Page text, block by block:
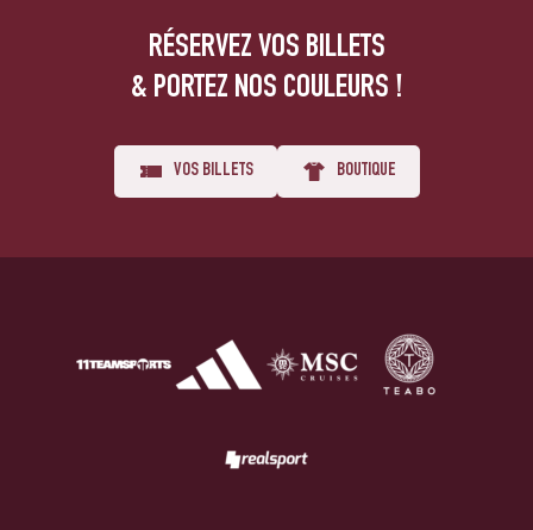
RÉSERVEZ VOS BILLETS
& PORTEZ NOS COULEURS !
VOS BILLETS BOUTIQUE